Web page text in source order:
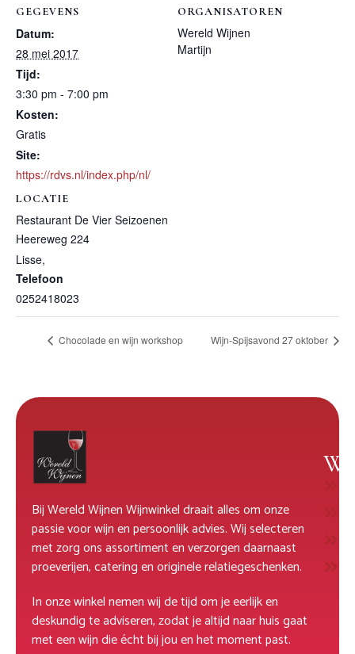
GEGEVENS
Datum:
28 mei 2017
Tijd:
3:30 pm - 7:00 pm
Kosten:
Gratis
Site:
https://rdvs.nl/index.php/nl/
LOCATIE
Restaurant De Vier Seizoenen
Heereweg 224
Lisse,
Telefoon
0252418023
ORGANISATOREN
Wereld Wijnen
Martijn
Chocolade en wijn workshop Wijn-Spijsavond 27 oktober
Bij Wereld Wijnen Wijnwinkel draait alles om onze
passie voor wijn en persoonlijk advies. Wij selecteren
met zorg ons assortiment en verzorgen daarnaast
proeverijen, catering en originele relatiegeschenken.
In onze winkel nemen wij de tijd om je eerlijk en
deskundig te adviseren, zodat je altijd naar huis gaat
met een wijn die écht bij jou en het moment past.